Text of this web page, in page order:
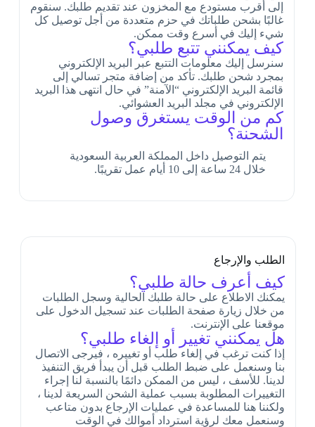
إلى أقرب مستودع مع المخزون عند تقديم طلبك. سنقوم
غالبًا بشحن طلباتك في حزم متعددة من أجل توصيل كل
شيء إليك في أسرع وقت ممكن.
كيف يمكنني تتبع طلبي؟
سنرسل إليك معلومات التتبع عبر البريد الإلكتروني
بمجرد شحن طلبك. تأكد من إضافة متجر تسالي إلى
قائمة البريد الإلكتروني “الآمنة” في حال انتهى هذا البريد
الإلكتروني في مجلد البريد العشوائي.
كم من الوقت يستغرق وصول
الشحنة؟
يتم التوصيل داخل المملكة العربية السعودية
خلال 24 ساعة إلى 10 أيام عمل تقريبًا.
الطلب والإرجاع
كيف أعرف حالة طلبي؟
يمكنك الاطلاع على حالة طلبك الحالية وسجل الطلبات
من خلال زيارة صفحة الطلبات عند تسجيل الدخول على
موقعنا على الإنترنت.
هل يمكنني تغيير أو إلغاء طلبي؟
إذا كنت ترغب في إلغاء طلب أو تغييره ، فيرجى الاتصال
بنا وسنعمل على ضبط الطلب قبل أن يبدأ فريق التنفيذ
لدينا. للأسف ، ليس من الممكن دائمًا بالنسبة لنا إجراء
التغييرات المطلوبة بسبب عملية الشحن السريعة لدينا ،
ولكننا هنا للمساعدة في عمليات الإرجاع بدون متاعب
وسنعمل معك لرؤية استرداد أموالك في الوقت